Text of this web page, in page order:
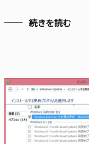
続きを読む